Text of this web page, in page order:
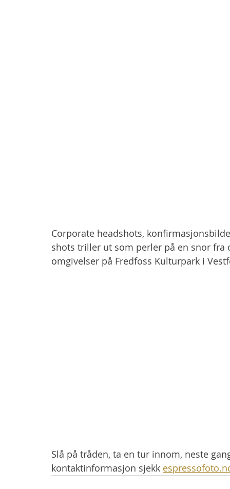
Corporate headshots,
shots triller ut som perler på en snor
omgivelser på Fredfoss Kulturpark i
Slå på tråden, ta en tur innom, neste
kontaktinformasjon sjekk